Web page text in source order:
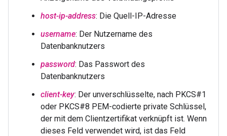
host-ip-address: Die Quell-IP-Adresse
username: Der Nutzername des
Datenbanknutzers
password: Das Passwort des
Datenbanknutzers
client-key: Der unverschlüsselte, nach PKCS#1
oder PKCS#8 PEM-codierte private Schlüssel,
der mit dem Clientzertifikat verknüpft ist. Wenn
dieses Feld verwendet wird, ist das Feld